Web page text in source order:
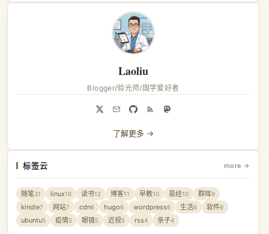
Laoliu
Blogger/验光师/国学爱好者
了解更多 →
标签云 more →
随笔31 linux16 读书12 博客11 早教10 易经10 群晖9
kindle7 网站7 cdn6 hugo6 wordpress6 生活6 软件6
ubuntu5 疫情5 眼镜5 近视5 rss4 亲子4